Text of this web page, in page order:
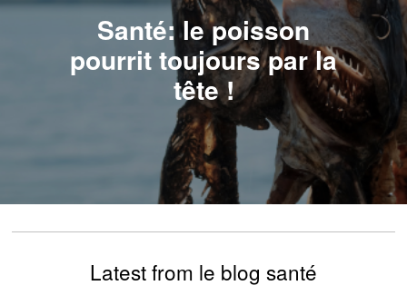
Santé: le poisson
pourrit toujours par la
tête !
Latest from le blog santé